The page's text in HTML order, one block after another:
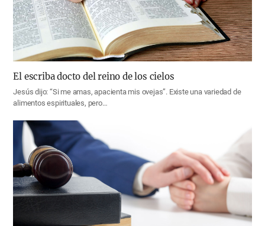
El escriba docto del reino de los cielos
Jesús dijo: “Si me amas, apacienta mis ovejas”. Existe una variedad de
alimentos espirituales, pero…